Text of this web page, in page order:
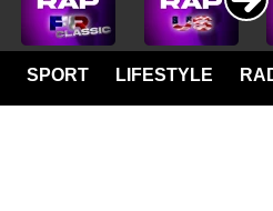
SPORT LIFESTYLE